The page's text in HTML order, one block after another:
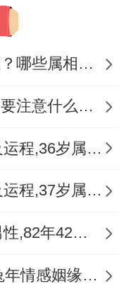
次断网配合森
。
智慧再于将挑
题式学习
钱阵时双子座
2023年发横财的生肖都有谁？哪些属相财运旺盛？
2023年不顺的生肖都有谁？要注意什么呢？
1988年属龙女2024年运势及运程,36岁属龙人2024全年每月运势女性如何
1987年属兔女2024年运势及运程,37岁属兔人2024全年每月运势女性如何
1982年属狗人2024年运势男性,82年42岁属狗男2024年每月运程怎么样
2023年姻缘最旺盛的生肖 兔年情感姻缘运比较旺的属相